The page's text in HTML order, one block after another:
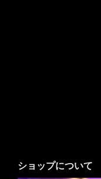
ショップについて